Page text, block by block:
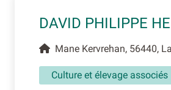
DAVID PHILIPPE
Mane Kervrehan, 56440,
Culture et élevage associés